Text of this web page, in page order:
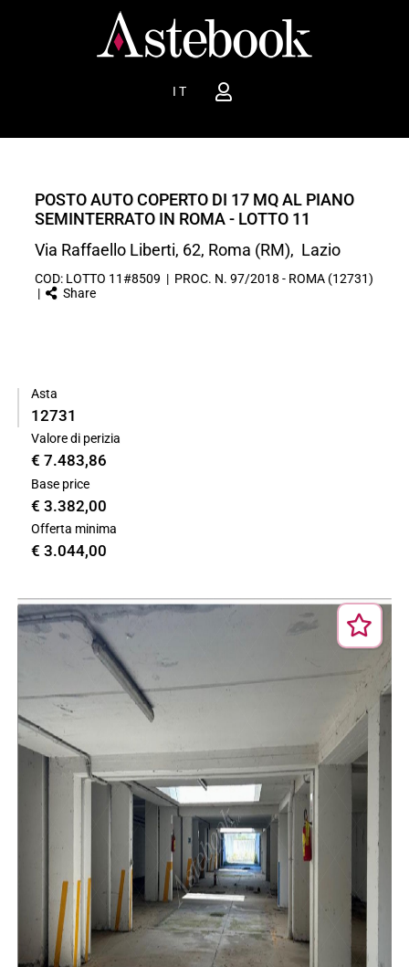
IT
POSTO AUTO COPERTO DI 17 MQ AL PIANO
SEMINTERRATO IN ROMA - LOTTO 11
Via Raffaello Liberti, 62, Roma (RM), Lazio
COD: LOTTO 11#8509 | PROC. N. 97/2018 - ROMA (12731)
|
Share
Asta
12731
Valore di perizia
€ 7.483,86
Base price
€ 3.382,00
Offerta minima
€ 3.044,00